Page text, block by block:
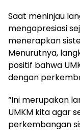
Saat meninjau
mengapresiasi
menerapkan
Menurutnya,
positif bahwa
dengan
“Ini merupakan
UMKM kita agar
perkembangan